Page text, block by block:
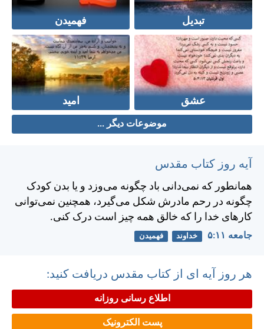
تبدیل فهمیدن
عشق امید
موضوعات دیگر ...
آیه روز کتاب مقدس
همانطور كه نمی‌دانی باد چگونه می‌وزد و يا بدن كودک
چگونه در رحم مادرش شكل می‌گيرد، همچنين نمی‌توانی
كارهای خدا را كه خالق همه چيز است درک كنی.
جامعه ۱۱:‏۵ خداوند فهمیدن
هر روز آیه ای از کتاب مقدس دریافت کنید:
اطلاع رسانی روزانه
پست الکترونیک